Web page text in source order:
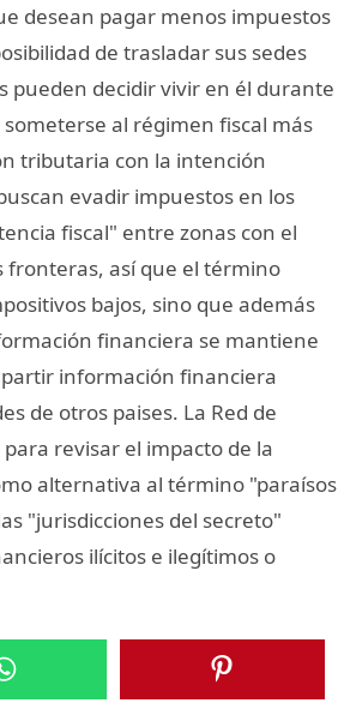
desean pagar menos impuestos
de trasladar sus sedes
pueden decidir vivir en él durante
al régimen fiscal más
tributaria con la intención
evadir impuestos en los
fiscal" entre zonas con el
fronteras, así que el término
bajos, sino que además
financiera se mantiene
información financiera
de otros paises. La Red de
revisar el impacto de la
alternativa al término "paraísos
"jurisdicciones del secreto"
ilícitos e ilegítimos o